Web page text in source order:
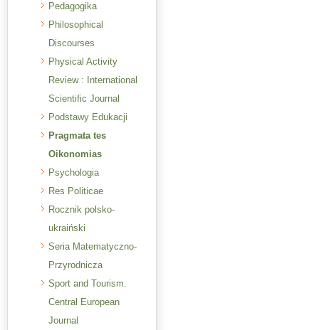
Pedagogika
Philosophical
Discourses
Physical Activity
Review : International
Scientific Journal
Podstawy Edukacji
Pragmata tes
Oikonomias
Psychologia
Res Politicae
Rocznik polsko-
ukraiński
Seria Matematyczno-
Przyrodnicza
Sport and Tourism.
Central European
Journal